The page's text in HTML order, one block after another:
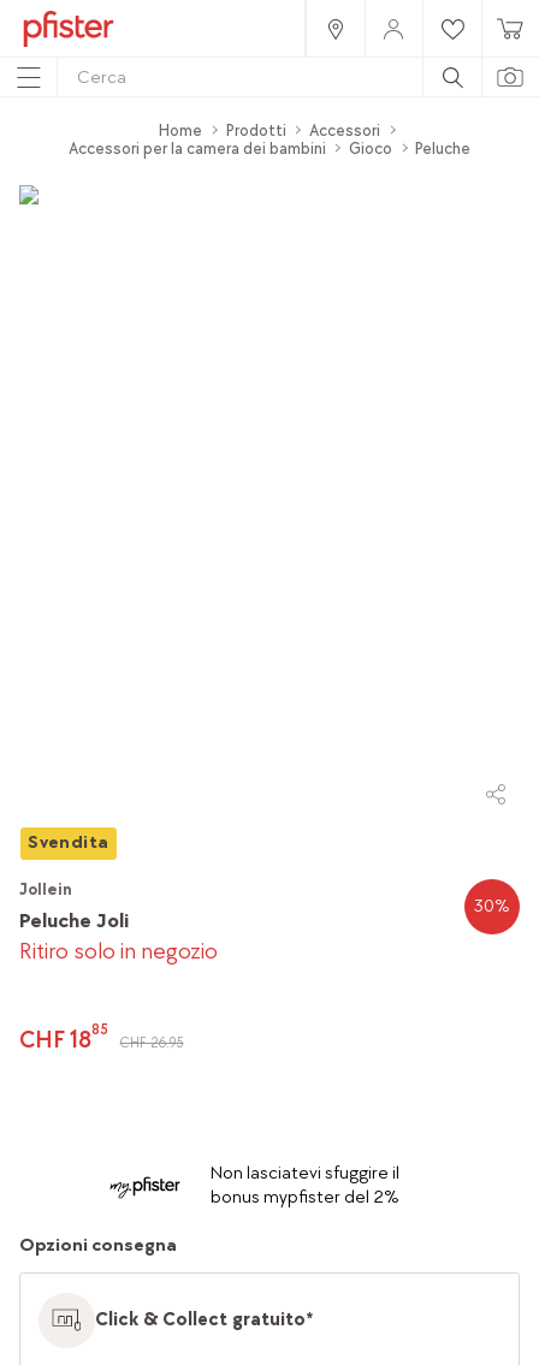
Home Prodotti
Accessori
Accessori per la camera dei bambini
Gioco Peluche
Svendita
Peluche Joli
Jollein
Ritiro solo in negozio
30%
CHF 1885
CHF 26.95
Non lasciatevi sfuggire il
bonus mypfister del 2%
Opzioni consegna
Click & Collect gratuito*